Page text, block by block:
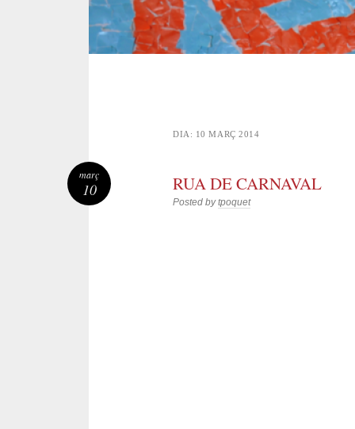
DIA: 10 MARÇ 2014
RUA DE CARNAVAL
Posted bytpoquet
març
10